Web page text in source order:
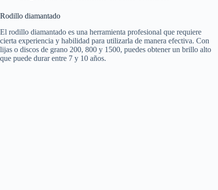
Rodillo diamantado
El rodillo diamantado es una herramienta profesional que requiere
cierta experiencia y habilidad para utilizarla de manera efectiva. Con
lijas o discos de grano 200, 800 y 1500, puedes obtener un brillo alto
que puede durar entre 7 y 10 años.